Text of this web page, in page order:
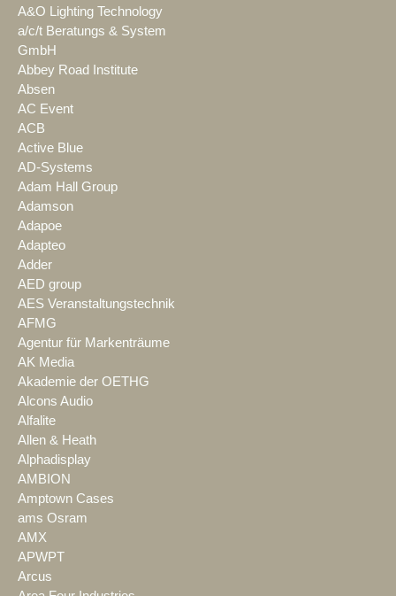
A&O Lighting Technology
a/c/t Beratungs & System
GmbH
Abbey Road Institute
Absen
AC Event
ACB
Active Blue
AD-Systems
Adam Hall Group
Adamson
Adapoe
Adapteo
Adder
AED group
AES Veranstaltungstechnik
AFMG
Agentur für Markenträume
AK Media
Akademie der OETHG
Alcons Audio
Alfalite
Allen & Heath
Alphadisplay
AMBION
Amptown Cases
ams Osram
AMX
APWPT
Arcus